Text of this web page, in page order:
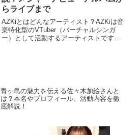
らライブまで
AZKiとはどんなアーティスト？AZKiは音
楽特化型のVTuber（バーチャルシンガ
ー）として活動するアーティストです。
青ヶ島の魅力を伝える佐々木加絵さんと
は？本名やプロフィール、活動内容を徹
底解説！